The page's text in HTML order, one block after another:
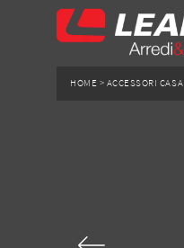
HOME > ACCESSORI CASA